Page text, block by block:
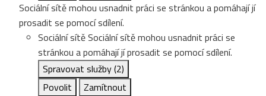
Sociální sítě mohou usnadnit práci se stránkou a pomáhají jí
prosadit se pomocí sdílení.
Sociální sítěSociální sítě mohou usnadnit práci se
stránkou a pomáhají jí prosadit se pomocí sdílení.
Spravovat služby(2)
Povolit
Zamítnout